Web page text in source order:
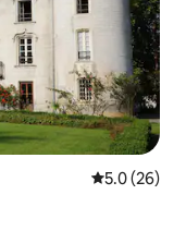
レビュー26
5.0 (26)